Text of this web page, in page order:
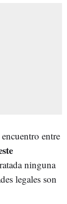
entre
ninguna
legales son